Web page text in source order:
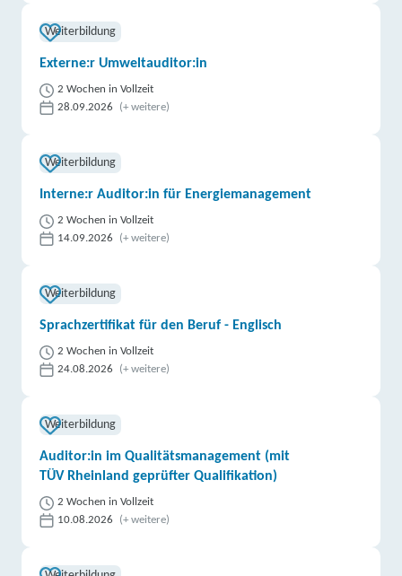
Weiterbildung
Externe:r Umweltauditor:in
2 Wochen in Vollzeit
28.09.2026
(+ weitere)
Weiterbildung
Interne:r Auditor:in für Energiemanagement
2 Wochen in Vollzeit
14.09.2026
(+ weitere)
Weiterbildung
Sprachzertifikat für den Beruf - Englisch
2 Wochen in Vollzeit
24.08.2026
(+ weitere)
Weiterbildung
Auditor:in im Qualitätsmanagement (mit
TÜV Rheinland geprüfter Qualifikation)
2 Wochen in Vollzeit
10.08.2026
(+ weitere)